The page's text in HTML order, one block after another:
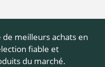
de meilleurs achats en
fiable et
du marché.